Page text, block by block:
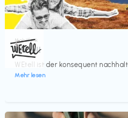
Mobilfunk
WEtell
WEtell ist der konsequent
Mehr lesen
€‎